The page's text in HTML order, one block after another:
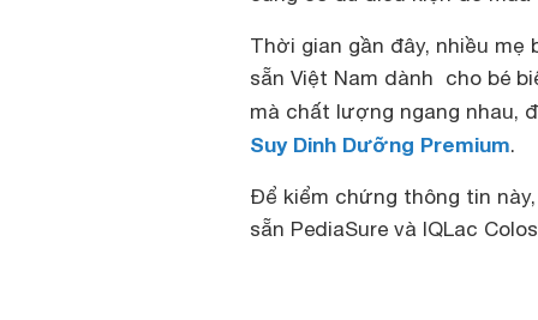
Thời gian gần đây, nhiều
sẵn Việt Nam dành cho bé
mà chất lượng ngang nhau,
Suy Dinh Dưỡng Premium.
Để kiểm chứng thông tin
sẵn PediaSure và IQLac